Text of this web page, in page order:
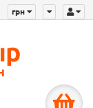
грн